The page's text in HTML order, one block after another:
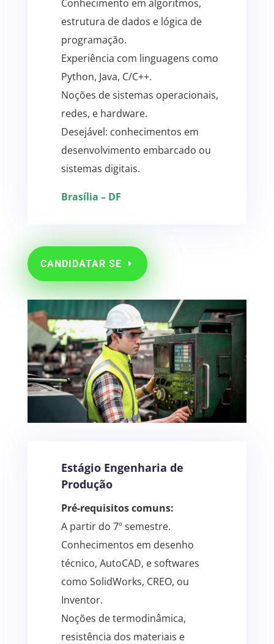
Conhecimento em algoritmos,
estrutura de dados e lógica de
programação.
Experiência com linguagens como
Python, Java, C/C++.
Noções de sistemas operacionais,
redes, e hardware.
Desejável: conhecimentos em
desenvolvimento embarcado ou
sistemas digitais.
Brasília – DF
CANDIDATAR SE
Estágio Engenharia de
Produção
Pré-requisitos comuns:
A partir do 7º semestre.
Conhecimentos em desenho
técnico, AutoCAD, e softwares
como SolidWorks, CREO, ou
Inventor.
Noções de termodinâmica,
resistência dos materiais e